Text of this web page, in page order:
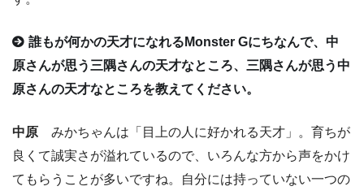
誰もが何かの天才になれるMonster Gにちなんで、中
原さんが思う三隅さんの天才なところ、三隅さんが思う中
原さんの天才なところを教えてください。
中原 みかちゃんは「目上の人に好かれる天才」。育ちが
良くて誠実さが溢れているので、いろんな方から声をかけ
てもらうことが多いですね。自分には持っていない一つの